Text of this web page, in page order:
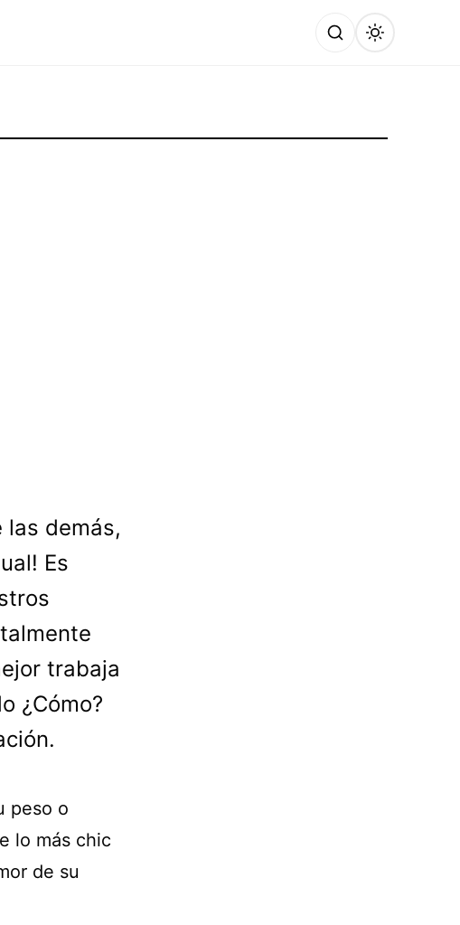
las demás,
Es
trabaja
¿Cómo?
peso o
lo más chic
de su